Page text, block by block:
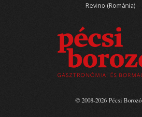
Revino (Románia)
© 2008-2026 Pécsi Borozó